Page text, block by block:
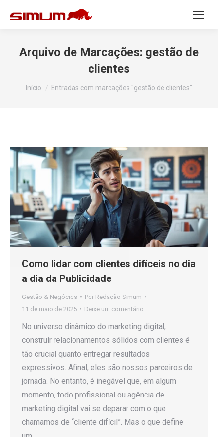
Arquivo de Marcações: gestão de
clientes
Você está aqui:
Início Entradas com marcações "gestão de clientes"
Como lidar com clientes difíceis no dia
a dia da Publicidade
Gestão & Negócios Por Redação Simum
11 de maio de 2025
Deixe um comentário
No universo dinâmico do marketing digital,
construir relacionamentos sólidos com clientes é
tão crucial quanto entregar resultados
expressivos. Afinal, eles são nossos parceiros de
jornada. No entanto, é inegável que, em algum
momento, todo profissional ou agência de
marketing digital vai se deparar com o que
chamamos de “cliente difícil”. Mas o que define